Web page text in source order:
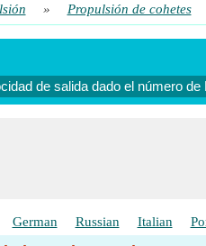
cohete
del cohete
» Propulsión de cohetes
de salida dado el número
German Russian Italian